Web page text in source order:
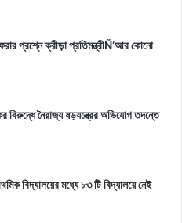
প্রশ্নে ক্রীড়া প্রতিমন্ত্রীÑ‘আর কোনো
বিরুদ্ধে নৈরাজ্য ষড়যন্ত্রের অভিযোগ তদন্তে
বিদ্যালয়ের মধ্যে ৮৩ টি বিদ্যালয়ে নেই